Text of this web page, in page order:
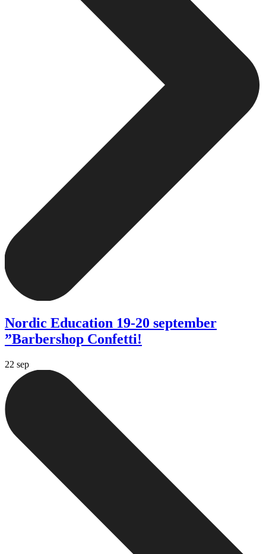
Nordic Education 19-20 september
”Barbershop Confetti!
22 sep